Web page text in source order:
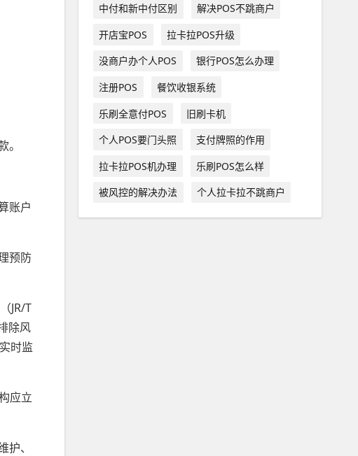
账户
预防
JR/T
除风
时监
应立
、
中付和新中付区别
解决POS不跳商户
开店宝POS
拉卡拉POS升级
没商户办个人POS
银行POS怎么办理
注册POS
餐饮收银系统
乐刷全意付POS
旧刷卡机
个人POS要门头照
支付牌照的作用
拉卡拉POS机办理
乐刷POS怎么样
被风控的解决办法
个人拉卡拉不跳商户